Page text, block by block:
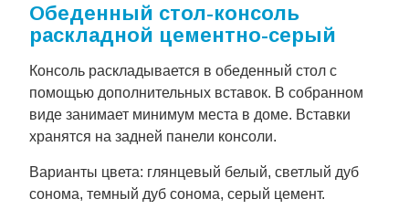
Обеденный стол-консоль
раскладной цементно-серый
Консоль раскладывается в обеденный стол с
помощью дополнительных вставок. В собранном
виде занимает минимум места в доме. Вставки
хранятся на задней панели консоли.
Варианты цвета: глянцевый белый, светлый дуб
сонома, темный дуб сонома, серый цемент.